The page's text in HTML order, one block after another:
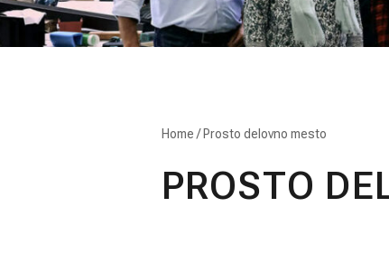
Home / Prosto delovno mesto
PROSTO